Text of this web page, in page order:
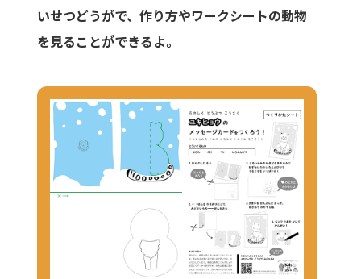
いせつどうがで、作り方やワークシートの動物
を見ることができるよ。